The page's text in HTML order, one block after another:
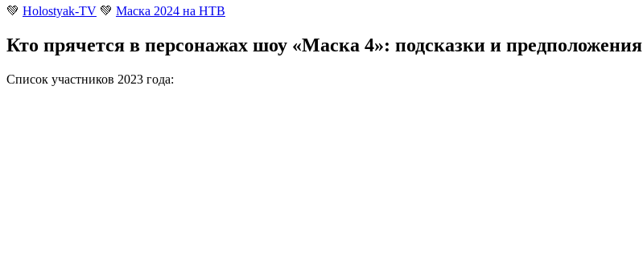
💚 Holostyak-TV 💚 Маска 2024 на НТВ
Кто прячется в персонажах шоу «Маска 4»: подсказки и предположения
Список участников 2023 года: